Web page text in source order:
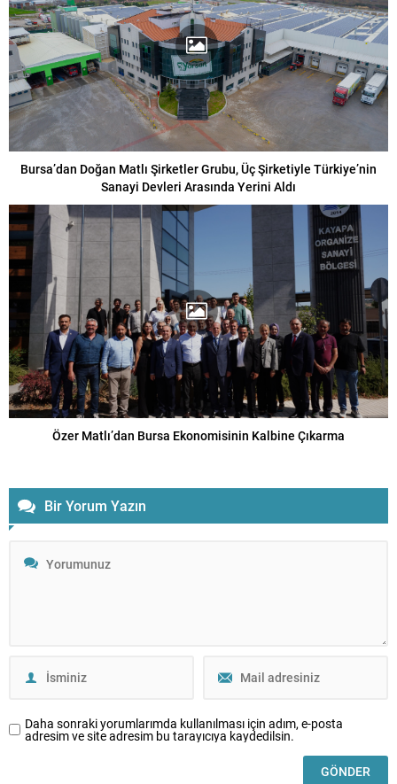
Bursa’dan Doğan Matlı Şirketler Grubu, Üç Şirketiyle Türkiye’nin
Sanayi Devleri Arasında Yerini Aldı
Özer Matlı’dan Bursa Ekonomisinin Kalbine Çıkarma
Bir Yorum Yazın
Daha sonraki yorumlarımda kullanılması için adım, e-posta
adresim ve site adresim bu tarayıcıya kaydedilsin.